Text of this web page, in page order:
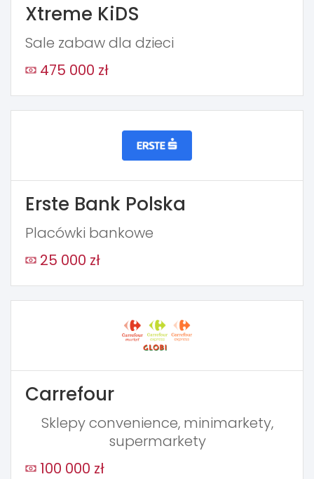
Xtreme KiDS
Sale zabaw dla dzieci
475 000 zł
Erste Bank Polska
Placówki bankowe
25 000 zł
Carrefour
Sklepy convenience, minimarkety,
supermarkety
100 000 zł